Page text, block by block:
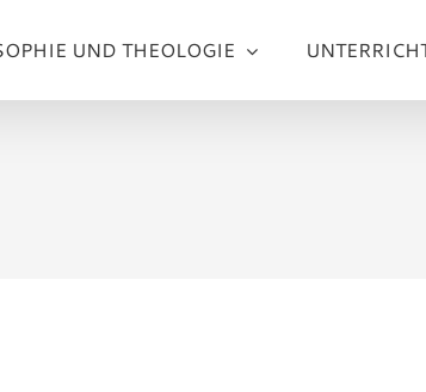
UND THEOLOGIE